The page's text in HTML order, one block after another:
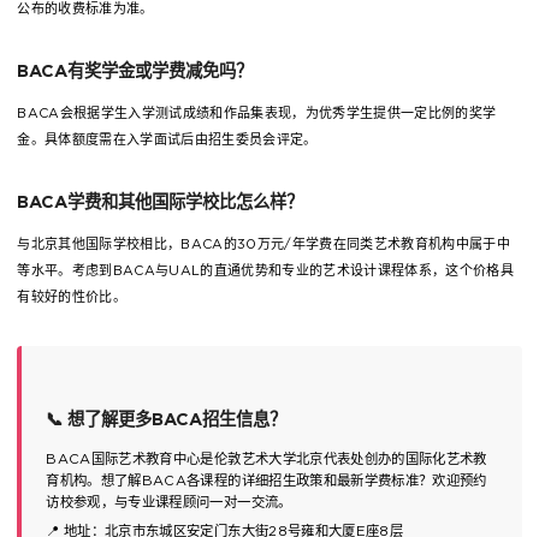
公布的收费标准为准。
BACA有奖学金或学费减免吗？
BACA会根据学生入学测试成绩和作品集表现，为优秀学生提供一定比例的奖学
金。具体额度需在入学面试后由招生委员会评定。
BACA学费和其他国际学校比怎么样？
与北京其他国际学校相比，BACA的30万元/年学费在同类艺术教育机构中属于中
等水平。考虑到BACA与UAL的直通优势和专业的艺术设计课程体系，这个价格具
有较好的性价比。
📞 想了解更多BACA招生信息？
BACA国际艺术教育中心是伦敦艺术大学北京代表处创办的国际化艺术教
育机构。想了解BACA各课程的详细招生政策和最新学费标准？欢迎预约
访校参观，与专业课程顾问一对一交流。
📍 地址：北京市东城区安定门东大街28号雍和大厦E座8层